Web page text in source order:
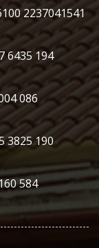
2237041541
6435 194
086
3825 190
584